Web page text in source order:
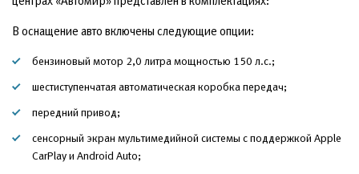
В оснащение авто включены следующие опции:
бензиновый мотор 2,0 литра мощностью 150 л.с.;
шестиступенчатая автоматическая коробка передач;
передний привод;
сенсорный экран мультимедийной системы с поддержкой Apple
CarPlay и Android Auto;